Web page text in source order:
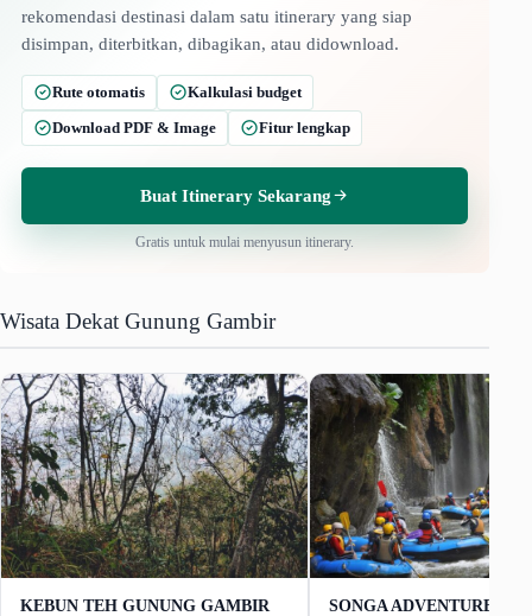
rekomendasi destinasi dalam satu itinerary yang siap
disimpan, diterbitkan, dibagikan, atau didownload.
Rute otomatis
Kalkulasi budget
Download PDF & Image
Fitur lengkap
Buat Itinerary Sekarang
Gratis untuk mulai menyusun itinerary.
Wisata Dekat Gunung Gambir
KEBUN TEH GUNUNG GAMBIR
SONGA ADVENTURE